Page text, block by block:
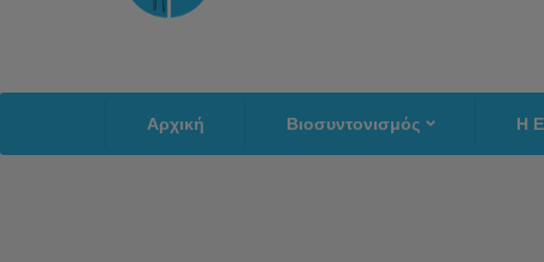
Αρχική Βιοσυντονισμός Η